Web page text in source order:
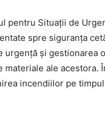
pentru Situații de
spre siguranța
urgență și gestionarea
materiale ale acestora.
incendiilor pe